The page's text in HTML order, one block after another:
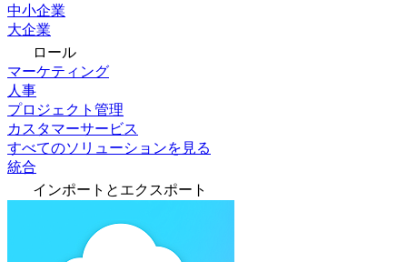
中小企業
大企業
ロール
マーケティング
人事
プロジェクト管理
カスタマーサービス
すべてのソリューションを見る
統合
インポートとエクスポート